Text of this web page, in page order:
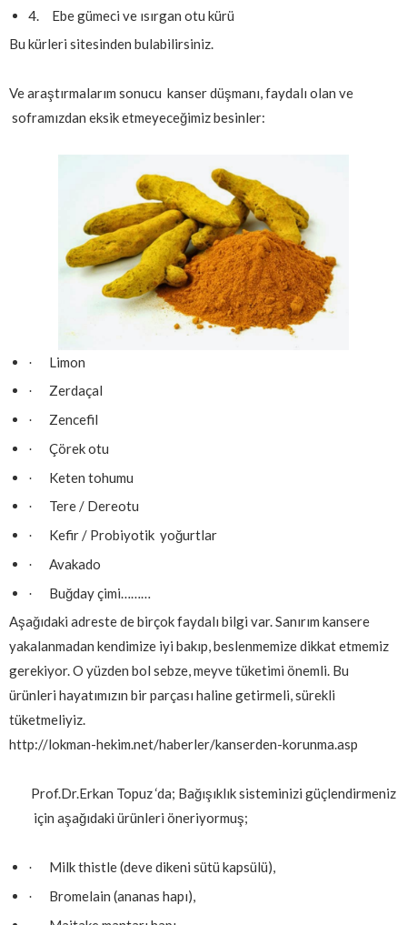
4.
Ebe gümeci ve ısırgan otu kürü
Bu kürleri sitesinden bulabilirsiniz.
Ve araştırmalarım sonucu kanser düşmanı, faydalı olan ve
soframızdan eksik etmeyeceğimiz besinler:
· Limon
· Zerdaçal
· Zencefil
· Çörek otu
· Keten tohumu
· Tere / Dereotu
· Kefir / Probiyotik yoğurtlar
· Avakado
·
Buğday çimi………
Aşağıdaki adreste de birçok faydalı bilgi var. Sanırım kansere
yakalanmadan kendimize iyi bakıp, beslenmemize dikkat etmemiz
gerekiyor. O yüzden bol sebze, meyve tüketimi önemli. Bu
ürünleri hayatımızın bir parçası haline getirmeli, sürekli
tüketmeliyiz.
http://lokman-hekim.net/haberler/kanserden-korunma.asp
Prof.Dr.Erkan Topuz ‘da; Bağışıklık sisteminizi güçlendirmeniz
için aşağıdaki ürünleri öneriyormuş;
· Milk thistle (deve dikeni sütü kapsülü),
· Bromelain (ananas hapı),